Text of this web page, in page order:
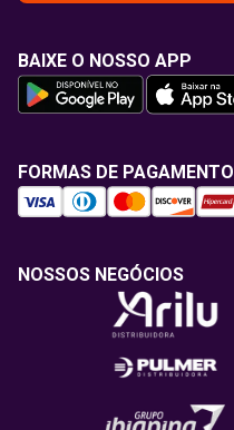
BAIXE O NOSSO APP
FORMAS DE PAGAMENTO
NOSSOS NEGÓCIOS